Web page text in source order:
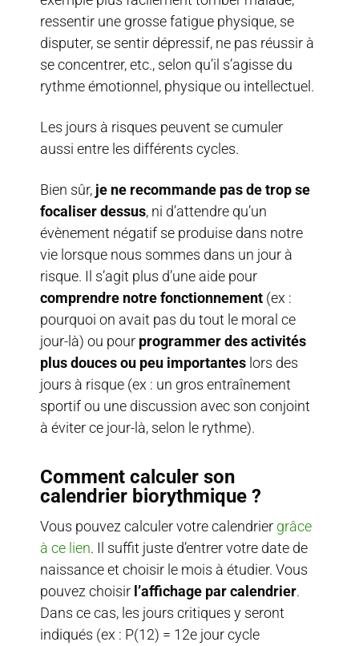
ressentir une grosse fatigue physique, se
disputer, se sentir dépressif, ne pas réussir à
se concentrer, etc., selon qu’il s’agisse du
rythme émotionnel, physique ou intellectuel.
Les jours à risques peuvent se cumuler
aussi entre les différents cycles.
Bien sûr, je ne recommande pas de trop se
focaliser dessus, ni d’attendre qu’un
évènement négatif se produise dans notre
vie lorsque nous sommes dans un jour à
risque. Il s’agit plus d’une aide pour
comprendre notre fonctionnement (ex :
pourquoi on avait pas du tout le moral ce
jour-là) ou pour programmer des activités
plus douces ou peu importantes lors des
jours à risque (ex : un gros entraînement
sportif ou une discussion avec son conjoint
à éviter ce jour-là, selon le rythme).
Comment calculer son
calendrier biorythmique ?
Vous pouvez calculer votre calendrier grâce
à ce lien. Il suffit juste d’entrer votre date de
naissance et choisir le mois à étudier. Vous
pouvez choisir l’affichage par calendrier.
Dans ce cas, les jours critiques y seront
indiqués (ex : P(12) = 12e jour cycle